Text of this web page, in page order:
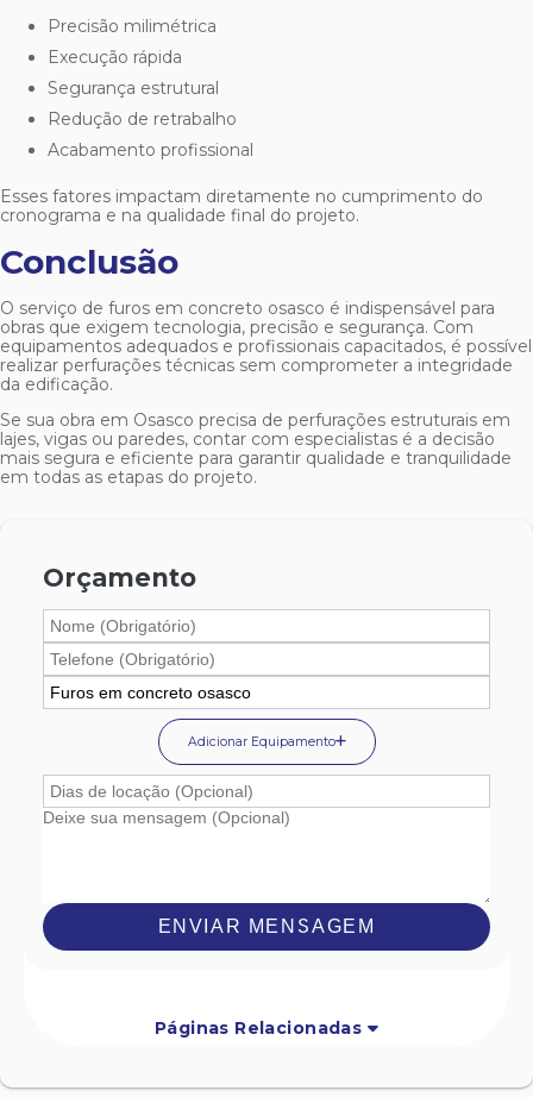
Precisão milimétrica
Execução rápida
Segurança estrutural
Redução de retrabalho
Acabamento profissional
Esses fatores impactam diretamente no cumprimento do
cronograma e na qualidade final do projeto.
Conclusão
O serviço de furos em concreto osasco é indispensável para
obras que exigem tecnologia, precisão e segurança. Com
equipamentos adequados e profissionais capacitados, é possível
realizar perfurações técnicas sem comprometer a integridade
da edificação.
Se sua obra em Osasco precisa de perfurações estruturais em
lajes, vigas ou paredes, contar com especialistas é a decisão
mais segura e eficiente para garantir qualidade e tranquilidade
em todas as etapas do projeto.
Orçamento
Adicionar Equipamento
ENVIAR MENSAGEM
Páginas Relacionadas